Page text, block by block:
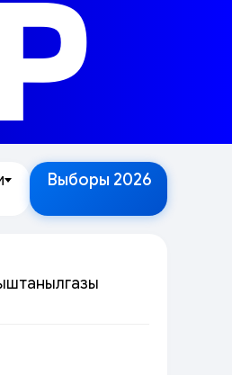
Выборы 2026